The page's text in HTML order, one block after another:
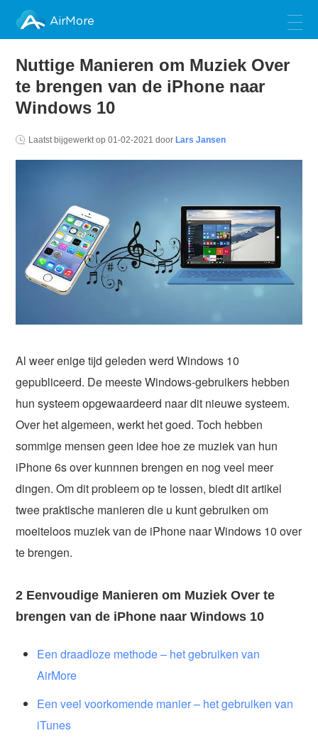
AirMore
Nuttige Manieren om Muziek Over
te brengen van de iPhone naar
Windows 10
Laatst bijgewerkt op01-02-2021 door Lars Jansen
Al weer enige tijd geleden werd Windows 10
gepubliceerd. De meeste Windows-gebruikers hebben
hun systeem opgewaardeerd naar dit nieuwe systeem.
Over het algemeen, werkt het goed. Toch hebben
sommige mensen geen idee hoe ze muziek van hun
iPhone 6s over kunnnen brengen en nog veel meer
dingen. Om dit probleem op te lossen, biedt dit artikel
twee praktische manieren die u kunt gebruiken om
moeiteloos muziek van de iPhone naar Windows 10 over
te brengen.
2 Eenvoudige Manieren om Muziek Over te
brengen van de iPhone naar Windows 10
Een draadloze methode – het gebruiken van
AirMore
Een veel voorkomende manier – het gebruiken van
iTunes